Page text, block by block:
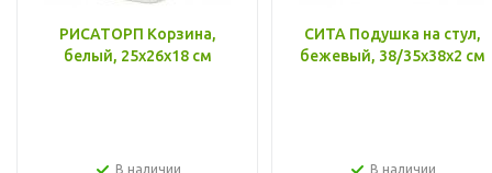
РИСАТОРП Корзина,
белый, 25x26x18 см
В наличии
СИТА Подушка на стул,
бежевый, 38/35x38x2 см
В наличии